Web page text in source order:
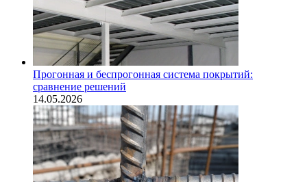
Прогонная и беспрогонная система покрытий:
сравнение решений
14.05.2026